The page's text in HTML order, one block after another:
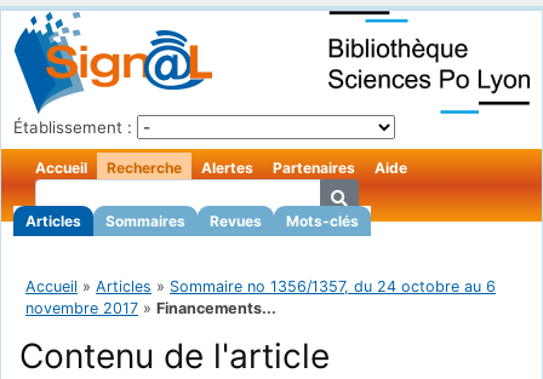
Établissement :
Accueil Recherche
Articles Sommaires Revues Mots-clés
Alertes Partenaires Aide
Accueil » Articles » Sommaire no 1356/1357, du 24 octobre au 6
novembre 2017 » Financements...
Contenu de l'article